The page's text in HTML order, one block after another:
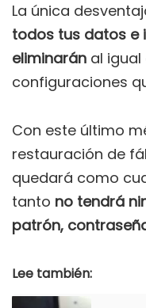
La única
todos tus datos e
eliminarán al
configuraciones
Con este último
restauración de
quedará como
tanto no tendrá
patrón,
Lee también: